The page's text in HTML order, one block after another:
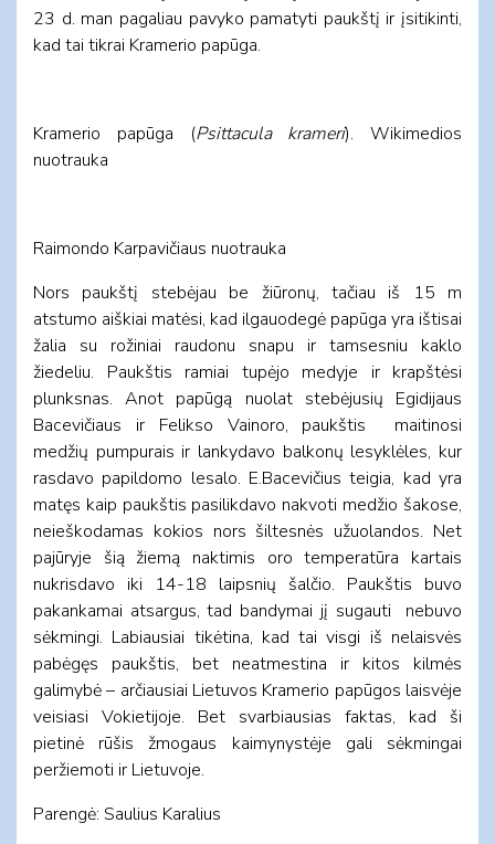
23 d. man pagaliau pavyko pamatyti paukštį ir įsitikinti,
kad tai tikrai Kramerio papūga.
Kramerio papūga (Psittacula krameri). Wikimedios
nuotrauka
Raimondo Karpavičiaus nuotrauka
Nors paukštį stebėjau be žiūronų, tačiau iš 15 m
atstumo aiškiai matėsi, kad ilgauodegė papūga yra ištisai
žalia su rožiniai raudonu snapu ir tamsesniu kaklo
žiedeliu. Paukštis ramiai tupėjo medyje ir krapštėsi
plunksnas. Anot papūgą nuolat stebėjusių Egidijaus
Bacevičiaus ir Felikso Vainoro, paukštis maitinosi
medžių pumpurais ir lankydavo balkonų lesyklėles, kur
rasdavo papildomo lesalo. E.Bacevičius teigia, kad yra
matęs kaip paukštis pasilikdavo nakvoti medžio šakose,
neieškodamas kokios nors šiltesnės užuolandos. Net
pajūryje šią žiemą naktimis oro temperatūra kartais
nukrisdavo iki 14-18 laipsnių šalčio. Paukštis buvo
pakankamai atsargus, tad bandymai jį sugauti nebuvo
sėkmingi. Labiausiai tikėtina, kad tai visgi iš nelaisvės
pabėgęs paukštis, bet neatmestina ir kitos kilmės
galimybė – arčiausiai Lietuvos Kramerio papūgos laisvėje
veisiasi Vokietijoje. Bet svarbiausias faktas, kad ši
pietinė rūšis žmogaus kaimynystėje gali sėkmingai
peržiemoti ir Lietuvoje.
Parengė: Saulius Karalius